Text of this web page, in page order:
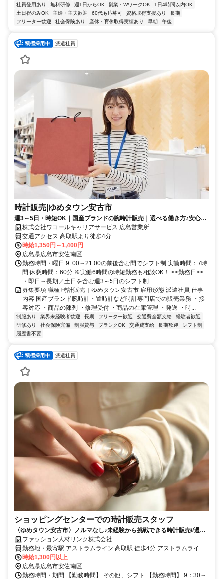
社員登用あり
無料研修 週1日からOK 副業・WワークOK
1日4時間以内OK
土日祝のみOK
主婦・主夫歓迎 60代も応募可 資格取得支援あり
長期
フリーター歓迎
社会保険あり 産休・育休取得実績あり 早朝 午後
派遣社員
時計販売|ゆめタウン安古市
週3～5日・時短OK｜国産ブランドの腕時計販売｜選べる働き方♪安心フ
ォロー環境
株式会社ワコールキャリアサービス 広島営業所
交通アクセス 高取駅より徒歩4分
時給1,350円～1,400円
広島県広島市安佐南区
勤務時間・曜日 9: 00～21:00の前後含む間でシフト制 実働時間：7時
間 休憩時間：60分 ※実働6時間の時短勤務も相談OK！ <<勤務日>>
・即日～長期／土日を含む週3～5日のシフト制 ...
募集要項 職種 時計販売｜ゆめタウン安古市 雇用形態 派遣社員 仕事
内容 国産ブランド腕時計・置時計など時計専門店での販売業務 ・接
客対応 ・商品の陳列 ・修理受付 ・商品の在庫管理 ・発送 ・時...
制服あり 業界未経験者歓迎 長期 フリーター歓迎 交通費全額支給
経験者歓迎
研修あり
社会保険完備 制服貸与 ブランクOK 交通費支給 長期歓迎
シフト制
履歴書不要
派遣社員
ショッピングセンターでの時計販売スタッフ
〈ゆめタウン安古市〉ノルマなし♪未経験から挑戦できる時計販売//週払
いOK【電話登録OK・履歴書不要】
ファッション人材リンク株式会社
勤務地・最寄駅 アストラムライン 高取駅 徒歩4分 アストラムライン
上安駅 徒歩8分 アストラムライン 長楽寺駅 車で4分 ◎車通勤OK
時給1,300円以上
広島県広島市安佐南区
勤務時間・期間 【勤務時間】 その他、シフト 【勤務時間】 9：30～